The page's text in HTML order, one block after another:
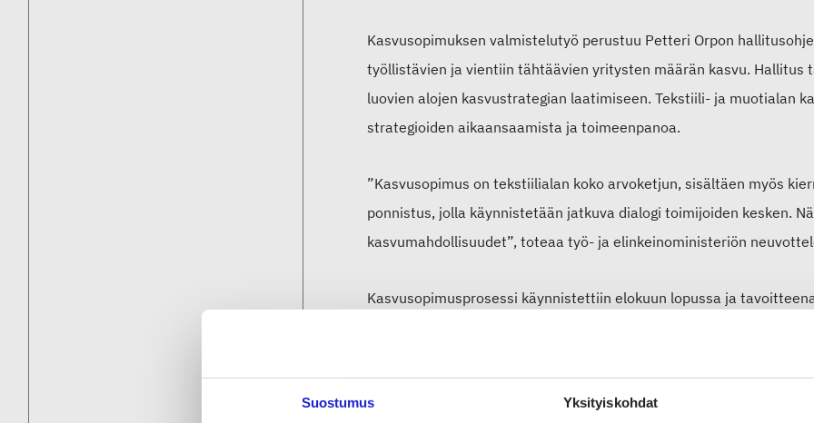
Suostumus Yksityiskohdat
Kasvusopimuksen valmistelutyö perustuu Petteri Orpon
työllistävien ja vientiin tähtäävien yritysten määrän kasvu.
luovien alojen kasvustrategian laatimiseen. Tekstiili- ja muotialan
strategioiden aikaansaamista ja toimeenpanoa.
”Kasvusopimus on tekstiilialan koko arvoketjun, sisältäen myös
ponnistus, jolla käynnistetään jatkuva dialogi toimijoiden kesken.
kasvumahdollisuudet”, toteaa työ- ja elinkeinoministeriön
Kasvusopimusprosessi käynnistettiin elokuun lopussa ja
puoliskolla. Alan yritykset, oppilaitokset ja muut keskeiset
Kasvusopimukseen kirjataan yhteisesti sovitut tavoitteet alan
sekä toimenpiteet, joilla näihin tavoitteisiin päästään.